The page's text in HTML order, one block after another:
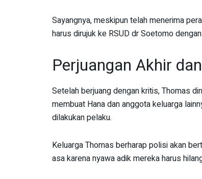
Sayangnya, meskipun telah menerima
harus dirujuk ke RSUD dr Soetomo
Perjuangan Akhir
Setelah berjuang dengan kritis, Thomas
membuat Hana dan anggota keluarga
dilakukan pelaku.
Keluarga Thomas berharap polisi akan
asa karena nyawa adik mereka harus